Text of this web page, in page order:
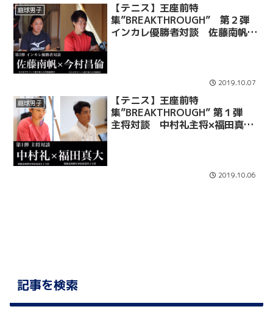
庭球男子
【テニス】王座前特
集”BREAKTHROUGH” 第２弾
インカレ優勝者対談 佐藤南帆×
2019.10.07
庭球男子
【テニス】王座前特
集”BREAKTHROUGH” 第１弾
主将対談 中村礼主将×福田真大
2019.10.06
記事を検索